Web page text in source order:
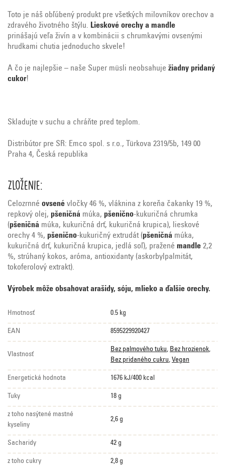
Toto je náš obľúbený produkt pre všetkých milovníkov orechov a
zdravého životného štýlu. Lieskové orechy a mandle
prinášajú veľa živín a v kombinácii s chrumkavými ovsenými
hrudkami chutia jednoducho skvele!
A čo je najlepšie – naše Super müsli neobsahuje žiadny pridaný
cukor!
Skladujte v suchu a chráňte pred teplom.
Distribútor pre SR: Emco spol. s r.o., Türkova 2319/5b, 149 00
Praha 4, Česká republika
Zloženie:
Celozrnné ovsené vločky 46 %, vláknina z koreňa čakanky 19 %,
repkový olej, pšeničná múka, pšenično-kukuričná chrumka
(pšeničná múka, kukuričná drť, kukuričná krupica), lieskové
orechy 4 %, pšenično-kukuričný extrudát (pšeničná múka,
kukuričná drť, kukuričná krupica, jedlá soľ), pražené mandle 2,2
%, strúhaný kokos, aróma, antioxidanty (askorbylpalmitát,
tokoferolový extrakt).
Výrobek môže obsahovat arašidy, sóju, mlieko a ďalšie orechy.
Hmotnosť 0.5 kg
EAN 8595229920427
Vlastnosť
Bez palmového tuku, Bez hrozienok,
Bez pridaného cukru, Vegan
Energetická hodnota 1676 kJ/400 kcal
Tuky 18 g
z toho nasýtené mastné
kyseliny
2,6 g
Sacharidy 42 g
z toho cukry 2,8 g